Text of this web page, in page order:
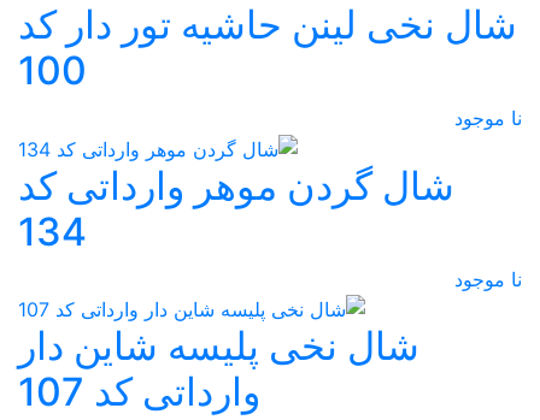
شال نخی لینن حاشیه تور دار کد
100
نا موجود
شال گردن موهر وارداتی کد
134
نا موجود
شال نخی پلیسه شاین دار
وارداتی کد 107